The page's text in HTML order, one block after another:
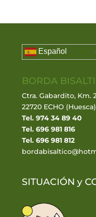
Español
BORDA
Ctra. Gabardito, Km.
22720 ECHO (Huesca)
Tel. 974 34 89 40
Tel. 696 981 816
Tel. 696 981 812
SITUACIÓN y